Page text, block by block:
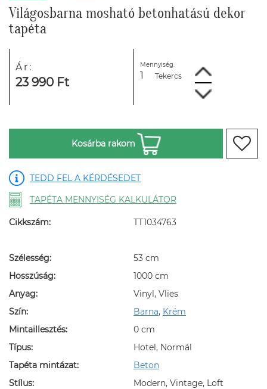
Világosbarna mosható betonhatású dekor
tapéta
Ár:
23 990 Ft
Mennyiség:
Tekercs
Kosárba rakom
TEDD FEL A KÉRDÉSEDET
TAPÉTA MENNYISÉG KALKULÁTOR
Cikkszám: TT1034763
Szélesség:
53 cm
Hosszúság:
1000 cm
Anyag:
Vinyl, Vlies
Szín:
Barna, Krém
Mintaillesztés:
0 cm
Típus:
Hotel, Normál
Tapéta mintázat:
Beton
Stílus:
Modern, Vintage, Loft